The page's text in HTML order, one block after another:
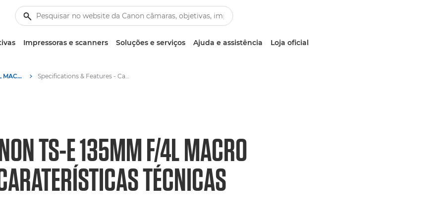
Impressoras e scanners Soluções e serviços Ajuda e assistência Loja oficial
Canon TS-E 135mm f/4L MACRO - Objetivas – Objetivas para câmara e fotográficas Specifications & Features - Canon TS-E 135mm f/4L MACRO - Canon TS-E 135mm f/4L MACRO
TS-E 135MM F/4L MACRO
TÉCNICAS